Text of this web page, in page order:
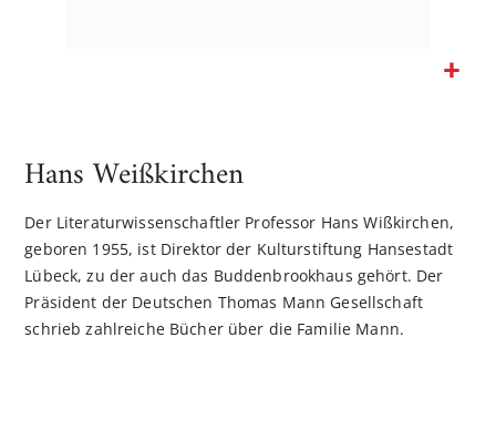
Bildgalerie
Hans Weißkirchen
Der Literaturwissenschaftler Professor Hans Wißkirchen,
geboren 1955, ist Direktor der Kulturstiftung Hansestadt
Lübeck, zu der auch das Buddenbrookhaus gehört. Der
Präsident der Deutschen Thomas Mann Gesellschaft
schrieb zahlreiche Bücher über die Familie Mann.